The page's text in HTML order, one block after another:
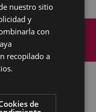
Aviso legal
nuestro sitio
y
con
recopilado a
de